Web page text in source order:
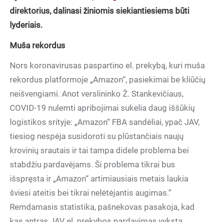
direktorius, dalinasi žiniomis siekiantiesiems būti
lyderiais.
Muša rekordus
Nors koronavirusas paspartino el. prekybą, kuri muša
rekordus platformoje „Amazon“, pasiekimai be kliūčių
neišvengiami. Anot verslininko Ž. Stankevičiaus,
COVID-19 nulemti apribojimai sukelia daug iššūkių
logistikos srityje: „Amazon“ FBA sandėliai, ypač JAV,
tiesiog nespėja susidoroti su plūstančiais naujų
krovinių srautais ir tai tampa didele problema bei
stabdžiu pardavėjams. Ši problema tikrai bus
išspręsta ir „Amazon“ artimiausiais metais laukia
šviesi ateitis bei tikrai nelėtėjantis augimas.“
Remdamasis statistika, pašnekovas pasakoja, kad